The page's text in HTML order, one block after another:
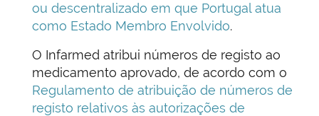
ou descentralizado em que Portugal atua
como Estado Membro Envolvido.
O Infarmed atribui números de registo ao
medicamento aprovado, de acordo com o
Regulamento de atribuição de números de
registo relativos às autorizações de